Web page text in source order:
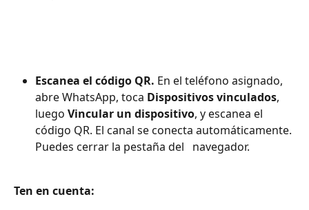
Escanea el código QR. En el teléfono asignado,
abre WhatsApp, toca Dispositivos vinculados,
luego Vincular un dispositivo, y escanea el
código QR. El canal se conecta automáticamente.
Puedes cerrar la pestaña del   navegador.
Ten en cuenta: